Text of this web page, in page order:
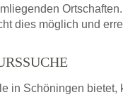
dies möglich und
in Schöningen bietet,